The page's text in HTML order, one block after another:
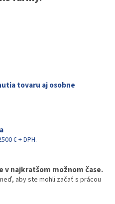
tovaru aj osobne
€ + DPH.
v najkratšom možnom čase.
aby ste mohli začať s prácou